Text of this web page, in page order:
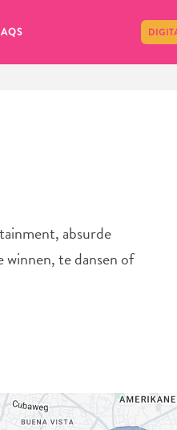
absurde
winnen, te dansen of